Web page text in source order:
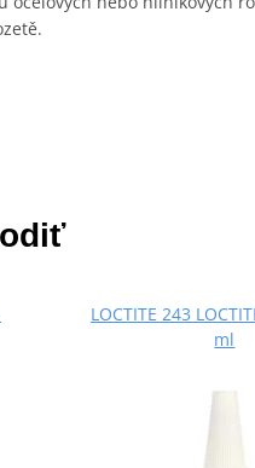
LOCTITE 243
ml